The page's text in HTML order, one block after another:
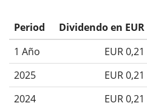
Period Dividendo en EUR
1 Año
EUR 0,21
2025
EUR 0,21
2024
EUR 0,21